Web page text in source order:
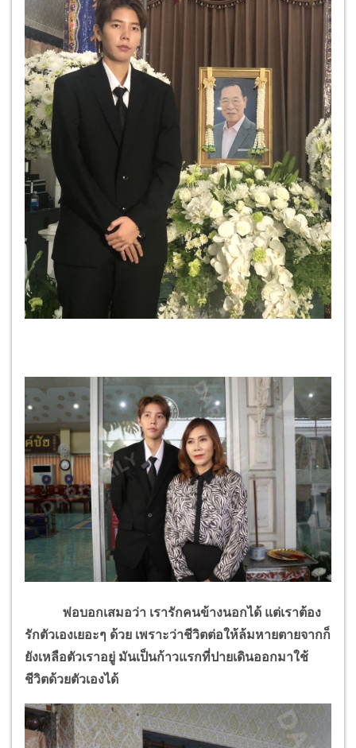
พ่อบอกเสมอว่า เรารักคนข้างนอกได้ แต่เราต้อง
รักตัวเองเยอะๆ ด้วย เพราะว่าชีวิตต่อให้ล้มหายตายจากก็
ยังเหลือตัวเราอยู่ มันเป็นก้าวแรกที่ปายเดินออกมาใช้
ชีวิตด้วยตัวเองได้